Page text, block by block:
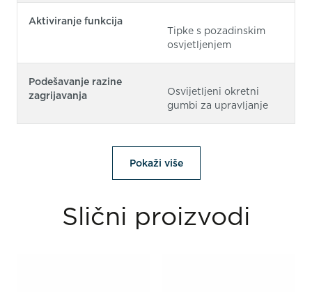
Aktiviranje funkcija
Tipke s pozadinskim
osvjetljenjem
Podešavanje razine
zagrijavanja
Osvijetljeni okretni
gumbi za upravljanje
Pokaži više
Slični proizvodi